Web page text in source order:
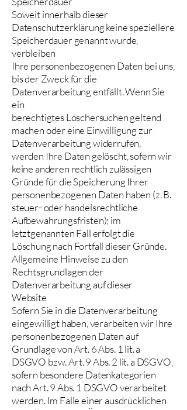
Soweit innerhalb dieser
Datenschutzerklärung keine speziellere
Speicherdauer genannt wurde,
verbleiben
Ihre personenbezogenen Daten bei uns,
bis der Zweck für die
Datenverarbeitung entfällt. Wenn Sie
ein
berechtigtes Löschersuchen geltend
machen oder eine Einwilligung zur
Datenverarbeitung widerrufen,
werden Ihre Daten gelöscht, sofern wir
keine anderen rechtlich zulässigen
Gründe für die Speicherung Ihrer
personenbezogenen Daten haben (z. B.
steuer- oder handelsrechtliche
Aufbewahrungsfristen); im
letztgenannten Fall erfolgt die
Löschung nach Fortfall dieser Gründe.
Allgemeine Hinweise zu den
Rechtsgrundlagen der
Datenverarbeitung auf dieser
Website
Sofern Sie in die Datenverarbeitung
eingewilligt haben, verarbeiten wir Ihre
personenbezogenen Daten auf
Grundlage von Art. 6 Abs. 1 lit. a
DSGVO bzw. Art. 9 Abs. 2 lit. a DSGVO,
sofern besondere Datenkategorien
nach Art. 9 Abs. 1 DSGVO verarbeitet
werden. Im Falle einer ausdrücklichen